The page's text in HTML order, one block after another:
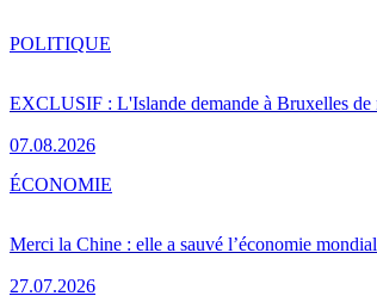
EXCLUSIF : L'Islande demande à Bruxelles de
07.08.2026
POLITIQUE
Merci la Chine : elle a sauvé l’économie
27.07.2026
ÉCONOMIE